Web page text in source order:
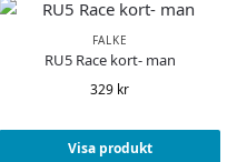
FALKE
RU5 Race kort- man
329 kr
Visa produkt